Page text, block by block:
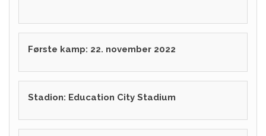
Første kamp: 22. november 2022
Stadion: Education City Stadium